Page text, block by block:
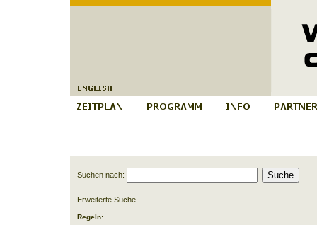
Suchen nach:
Erweiterte Suche
Regeln: